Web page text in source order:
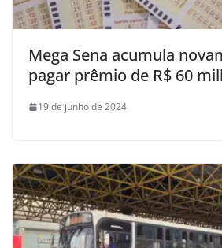
Mega Sena acumula
pagar prêmio de R$ 60
19 de junho de 2024